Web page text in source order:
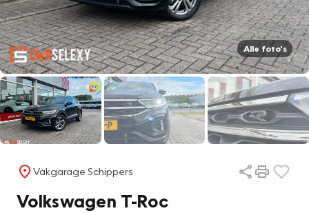
Alle foto's
Vakgarage Schippers
Volkswagen T-Roc